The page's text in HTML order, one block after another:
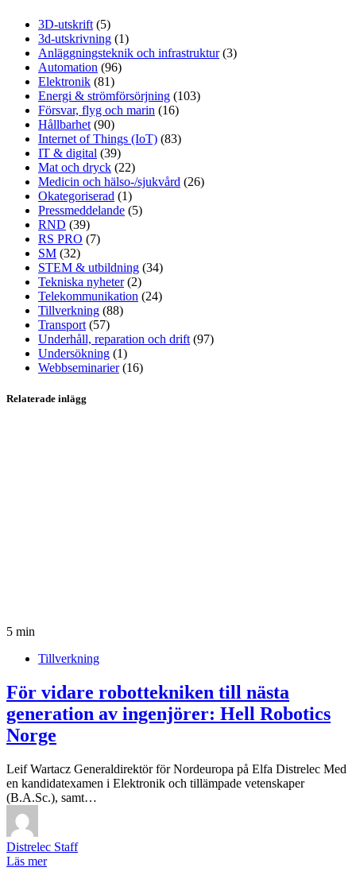
3D-utskrift (5)
3d-utskrivning (1)
Anläggningsteknik och infrastruktur(3)
Automation (96)
Elektronik (81)
Energi & strömförsörjning (103)
Försvar, flyg och marin (16)
Hållbarhet (90)
Internet of Things (IoT) (83)
IT & digital (39)
Mat och dryck (22)
Medicin och hälso-/sjukvård (26)
Okategoriserad (1)
Pressmeddelande (5)
RND (39)
RS PRO (7)
SM (32)
STEM & utbildning (34)
Tekniska nyheter(2)
Telekommunikation (24)
Tillverkning (88)
Transport (57)
Underhåll, reparation och drift (97)
Undersökning (1)
Webbseminarier(16)
Relaterade inlägg
5 min
Tillverkning
För vidare robottekniken till nästa
generation av ingenjörer: Hell Robotics
Norge
Leif Wartacz Generaldirektör för Nordeuropa på Elfa Distrelec Med
en kandidatexamen i Elektronik och tillämpade vetenskaper
(B.A.Sc.), samt…
Distrelec Staff
Läs mer